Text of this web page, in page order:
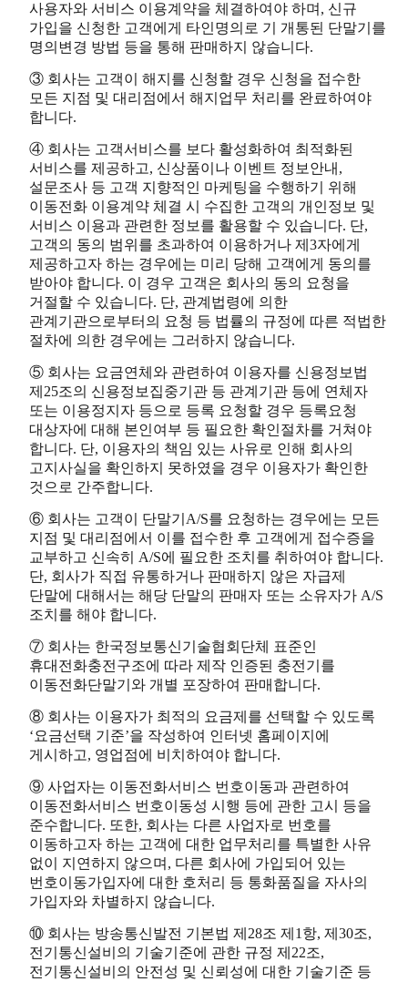
사용자와 서비스 이용계약을 체결하여야 하며, 신규
가입을 신청한 고객에게 타인명의로 기 개통된 단말기를
명의변경 방법 등을 통해 판매하지 않습니다.
③ 회사는 고객이 해지를 신청할 경우 신청을 접수한
모든 지점 및 대리점에서 해지업무 처리를 완료하여야
합니다.
④ 회사는 고객서비스를 보다 활성화하여 최적화된
서비스를 제공하고, 신상품이나 이벤트 정보안내,
설문조사 등 고객 지향적인 마케팅을 수행하기 위해
이동전화 이용계약 체결 시 수집한 고객의 개인정보 및
서비스 이용과 관련한 정보를 활용할 수 있습니다. 단,
고객의 동의 범위를 초과하여 이용하거나 제3자에게
제공하고자 하는 경우에는 미리 당해 고객에게 동의를
받아야 합니다. 이 경우 고객은 회사의 동의 요청을
거절할 수 있습니다. 단, 관계법령에 의한
관계기관으로부터의 요청 등 법률의 규정에 따른 적법한
절차에 의한 경우에는 그러하지 않습니다.
⑤ 회사는 요금연체와 관련하여 이용자를 신용정보법
제25조의 신용정보집중기관 등 관계기관 등에 연체자
또는 이용정지자 등으로 등록 요청할 경우 등록요청
대상자에 대해 본인여부 등 필요한 확인절차를 거쳐야
합니다. 단, 이용자의 책임 있는 사유로 인해 회사의
고지사실을 확인하지 못하였을 경우 이용자가 확인한
것으로 간주합니다.
⑥ 회사는 고객이 단말기A/S를 요청하는 경우에는 모든
지점 및 대리점에서 이를 접수한 후 고객에게 접수증을
교부하고 신속히 A/S에 필요한 조치를 취하여야 합니다.
단, 회사가 직접 유통하거나 판매하지 않은 자급제
단말에 대해서는 해당 단말의 판매자 또는 소유자가 A/S
조치를 해야 합니다.
⑦ 회사는 한국정보통신기술협회단체 표준인
휴대전화충전구조에 따라 제작 인증된 충전기를
이동전화단말기와 개별 포장하여 판매합니다.
⑧ 회사는 이용자가 최적의 요금제를 선택할 수 있도록
‘요금선택 기준’을 작성하여 인터넷 홈페이지에
게시하고, 영업점에 비치하여야 합니다.
⑨ 사업자는 이동전화서비스 번호이동과 관련하여
이동전화서비스 번호이동성 시행 등에 관한 고시 등을
준수합니다. 또한, 회사는 다른 사업자로 번호를
이동하고자 하는 고객에 대한 업무처리를 특별한 사유
없이 지연하지 않으며, 다른 회사에 가입되어 있는
번호이동가입자에 대한 호처리 등 통화품질을 자사의
가입자와 차별하지 않습니다.
⑩ 회사는 방송통신발전 기본법 제28조 제1항, 제30조,
전기통신설비의 기술기준에 관한 규정 제22조,
전기통신설비의 안전성 및 신뢰성에 대한 기술기준 등